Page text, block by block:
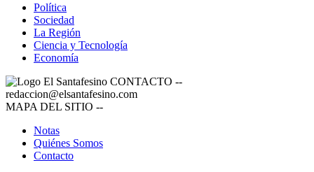
Política
Sociedad
La Región
Ciencia y Tecnología
Economía
CONTACTO --
redaccion@elsantafesino.com
MAPA DEL SITIO --
Notas
Quiénes Somos
Contacto